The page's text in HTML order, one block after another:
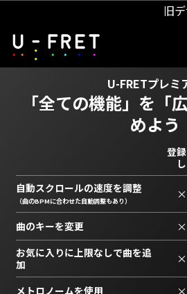
旧
U-FRETプレミ
「全ての機能」を 「
めよう
登
し
自動スクロールの速度を調整
（曲のBPMに合わせた自動調整もあり） ×
曲のキーを変更 ×
お気に入りに上限なしで曲を追
加
×
メトロノームを使用 ×